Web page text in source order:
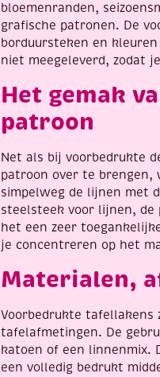
bloemenranden,
grafische patronen. De
borduursteken en
niet meegeleverd, zodat
Het gemak
patroon
Net als bij voorbedrukte
patroon over te
simpelweg de lijnen met
steelsteek voor lijnen,
het een zeer
je concentreren op het
Materialen,
Voorbedrukte tafellakens
tafelafmetingen. De
katoen of een linnenmix.
een volledig bedrukt